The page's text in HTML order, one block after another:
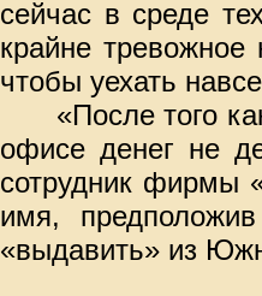
сейчас в среде
крайне
чтобы уехать
«После того
офисе денег не
сотрудник фирмы
имя,
«выдавить» из